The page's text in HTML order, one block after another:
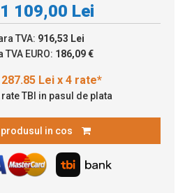
1 109,00 Lei
TVA: 916,53 Lei
TVA EURO: 186,09 €
TBI in pasul de plata
in cos